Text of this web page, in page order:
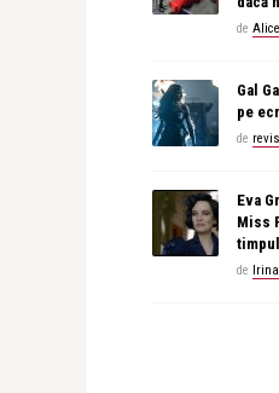
de
Gal
pe
de
Eva
Miss
de